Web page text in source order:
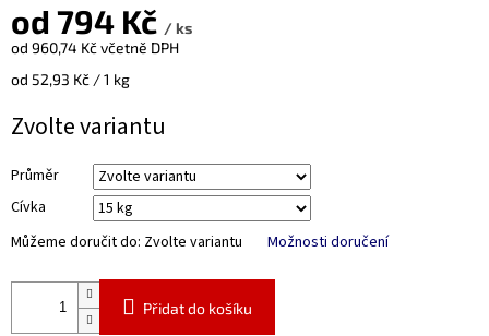
od 794 Kč / ks
od 960,74 Kčvčetně DPH
Měrná
od 52,93 Kč / 1 kg
Zvolte variantu
Průměr
Cívka
Můžeme doručit do: Zvolte variantu Možnosti doručení
Přidat do košíku